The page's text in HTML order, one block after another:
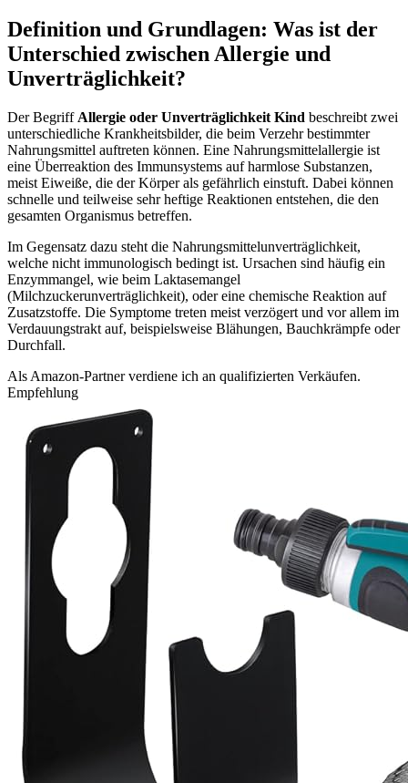
Definition und Grundlagen: Was ist der
Unterschied zwischen Allergie und
Unverträglichkeit?
Der Begriff Allergie oder Unverträglichkeit Kind beschreibt zwei
unterschiedliche Krankheitsbilder, die beim Verzehr bestimmter
Nahrungsmittel auftreten können. Eine Nahrungsmittelallergie ist
eine Überreaktion des Immunsystems auf harmlose Substanzen,
meist Eiweiße, die der Körper als gefährlich einstuft. Dabei können
schnelle und teilweise sehr heftige Reaktionen entstehen, die den
gesamten Organismus betreffen.
Im Gegensatz dazu steht die Nahrungsmittelunverträglichkeit,
welche nicht immunologisch bedingt ist. Ursachen sind häufig ein
Enzymmangel, wie beim Laktasemangel
(Milchzuckerunverträglichkeit), oder eine chemische Reaktion auf
Zusatzstoffe. Die Symptome treten meist verzögert und vor allem im
Verdauungstrakt auf, beispielsweise Blähungen, Bauchkrämpfe oder
Durchfall.
Als Amazon-Partner verdiene ich an qualifizierten Verkäufen.
Empfehlung